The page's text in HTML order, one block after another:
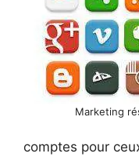
Marketing
comptes pour